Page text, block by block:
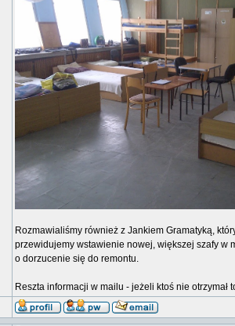
Rozmawialiśmy również z Jankiem Gramatyką,
przewidujemy wstawienie nowej, większej szafy w
o dorzucenie się do remontu.
Reszta informacji w mailu - jeżeli ktoś nie otrzymał